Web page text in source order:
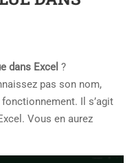
dans Excel ?
pas son nom,
Il s’agit
. Vous en aurez